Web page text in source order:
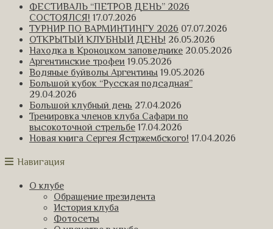
ФЕСТИВАЛЬ “ПЕТРОВ ДЕНЬ” 2026
СОСТОЯЛСЯ! 17.07.2026
ТУРНИР ПО ВАРМИНТИНГУ 2026 07.07.2026
ОТКРЫТЫЙ КЛУБНЫЙ ДЕНЬ! 26.05.2026
Находка в Кроноцком заповеднике 20.05.2026
Аргентинские трофеи 19.05.2026
Водяные буйволы Аргентины 19.05.2026
Большой кубок “Русская подсадная”
29.04.2026
Большой клубный день 27.04.2026
Тренировка членов клуба Сафари по
высокоточной стрельбе 17.04.2026
Новая книга Сергея Ястржембского! 17.04.2026
Навигация
О клубе
Обращение президента
История клуба
Фотосеты